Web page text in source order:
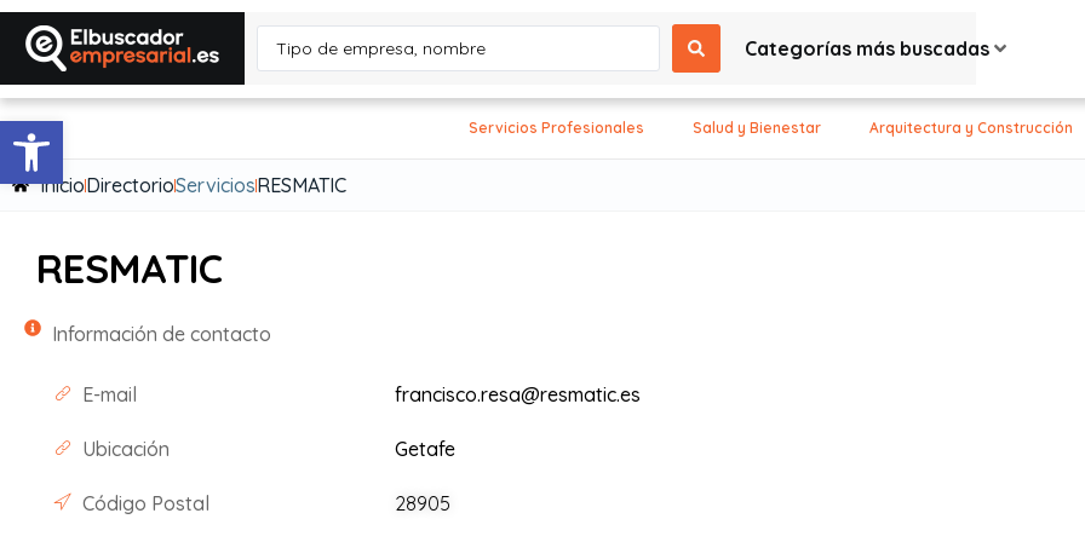
Abrir barra de herramientas
Categorías más buscadas
Servicios Profesionales Salud y Bienestar Arquitectura y Construcción
InicioDirectorioServiciosRESMATIC
RESMATIC
Información de contacto
E-mail francisco.resa@resmatic.es
Ubicación Getafe
Código Postal 28905